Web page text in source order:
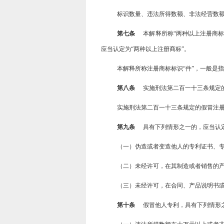
标识数量、违法所得数额、非法经营数
第七条 本解释所称“两种以上注册商
应当认定为“两种以上注册商标”。
本解释所称注册商标标识“件”，一般是
第八条 实施刑法第二百一十三条规定
实施刑法第二百一十三条规定的假冒注
第九条 具有下列情形之一的，应当认
（一）伪造或者变造他人的专利证书、
（二）未经许可，在其制造或者销售
（三）未经许可，在合同、产品说明
第十条 假冒他人专利，具有下列情形